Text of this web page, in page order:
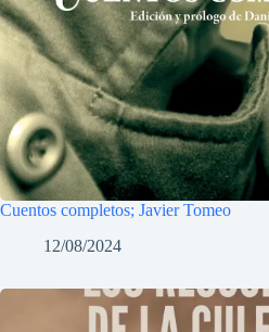
Cuentos completos; Javier Tomeo
12/08/2024